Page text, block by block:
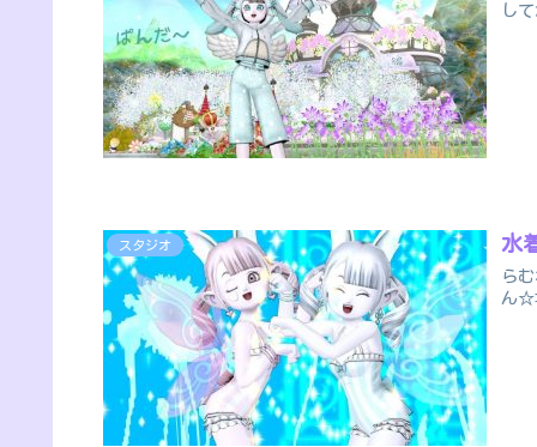
し
スタジオ 水
ら
ん☆